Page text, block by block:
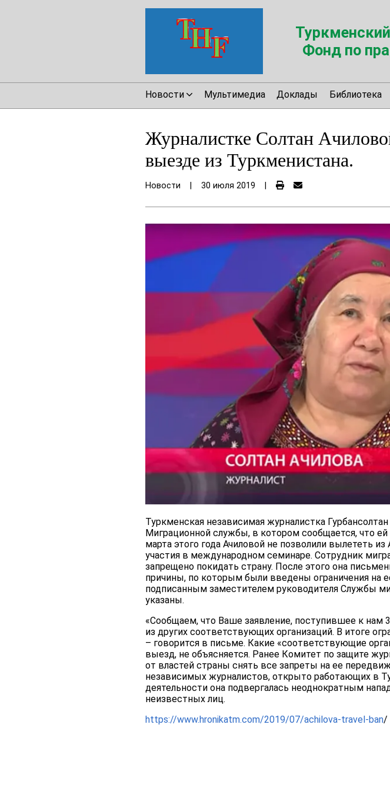
Фонд по
Новости Мультимедиа Доклады Библиотека
Журналистке Солтан
выезде из Туркменистана.
Новости 30 июля 2019
Туркменская независимая журналистка
Миграционной службы, в котором сообщается, что
марта этого года Ачиловой не позволили вылететь
участия в международном семинаре. Сотрудник
запрещено покидать страну. После этого она
причины, по которым были введены ограничения на
подписанным заместителем руководителя Службы
указаны.
«Сообщаем, что Ваше заявление, поступившее к нам
из других соответствующих организаций. В итоге
– говорится в письме. Какие «соответствующие
выезд, не объясняется. Ранее Комитет по защите
от властей страны снять все запреты на ее
независимых журналистов, открыто работающих в
деятельности она подвергалась неоднократным
неизвестных лиц.
https://www.hronikatm.com/2019/07/achilova-travel-ban/